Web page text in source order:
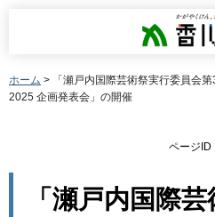
香川
ホーム > 「瀬戸内国際芸術祭実行委員会
2025 企画発表会」の開催
ページID
「瀬戸内国際